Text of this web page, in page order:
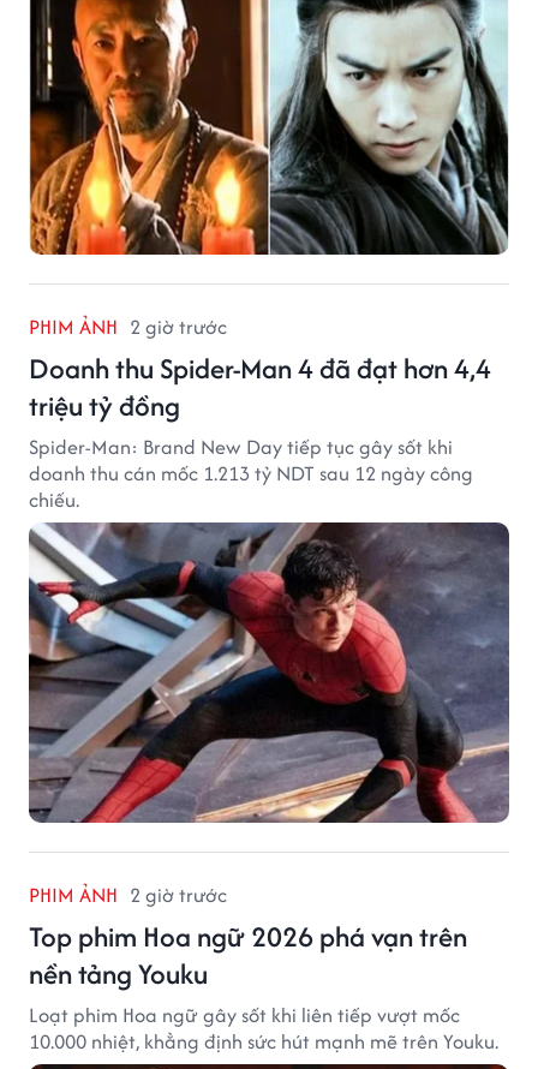
PHIM ẢNH 2 giờ trước
Doanh thu Spider-Man 4 đã đạt hơn 4,4
triệu tỷ đồng
Spider-Man: Brand New Day tiếp tục gây sốt khi
doanh thu cán mốc 1.213 tỷ NDT sau 12 ngày công
chiếu.
PHIM ẢNH 2 giờ trước
Top phim Hoa ngữ 2026 phá vạn trên
nền tảng Youku
Loạt phim Hoa ngữ gây sốt khi liên tiếp vượt mốc
10.000 nhiệt, khẳng định sức hút mạnh mẽ trên Youku.